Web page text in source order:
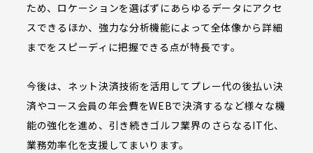
ため、ロケーションを選ばずにあらゆるデータにアクセ
スできるほか、強力な分析機能によって全体像から詳細
までをスピーディに把握できる点が特長です。
今後は、ネット決済技術を活用してプレー代の後払い決
済やコース会員の年会費をWEBで決済するなど様々な機
能の強化を進め、引き続きゴルフ業界のさらなるIT化、
業務効率化を支援してまいります。